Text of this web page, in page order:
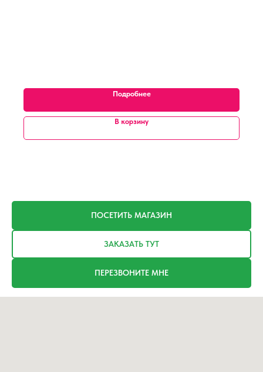
Подробнее
В корзину
ПОСЕТИТЬ МАГАЗИН
ЗАКАЗАТЬ ТУТ
ПЕРЕЗВОНИТЕ МНЕ